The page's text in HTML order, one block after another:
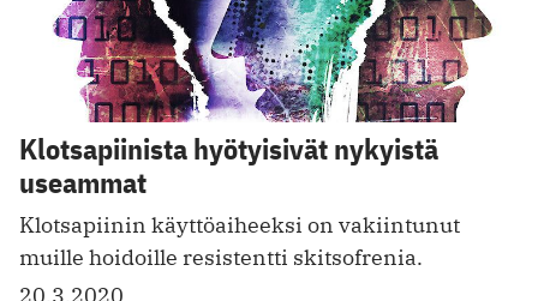
Klotsapiinista hyötyisivät nykyistä
useammat
Klotsapiinin käyttö­aiheeksi on vakiintunut
muille hoidoille resistentti skitsofrenia.
20.3.2020